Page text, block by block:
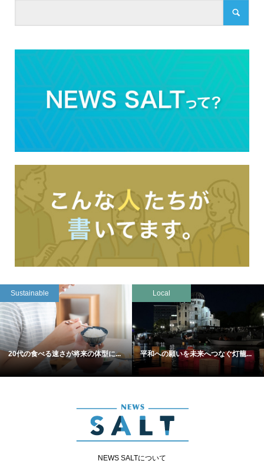
Sustainable
20代の食べる速さが将来の体型に...
Local
平和への願いを未来へつなぐ灯籠...
NEWS SALTについて